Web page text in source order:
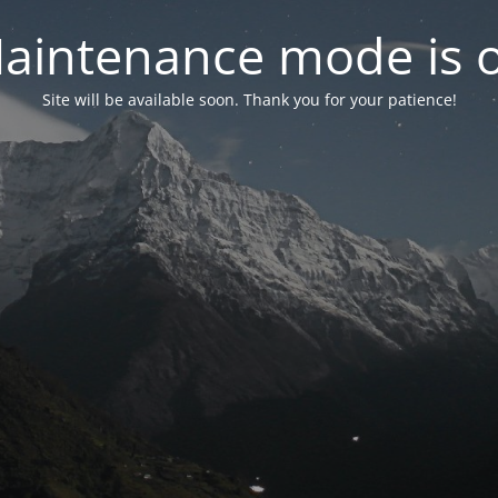
mode is
Site will be available soon. Thank you for your patience!